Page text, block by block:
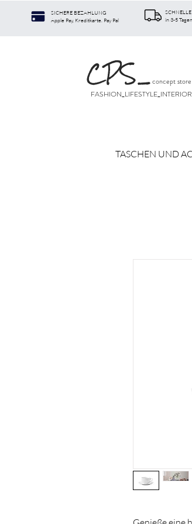
SICHERE BEZAHLUNG
Apple Pay, Kreditkarte. Pay Pal
SCHNELLE
in 3-5
CPS_
FASHION_LIFESTYLE_INTERIOR
concept store
TASCHEN UND